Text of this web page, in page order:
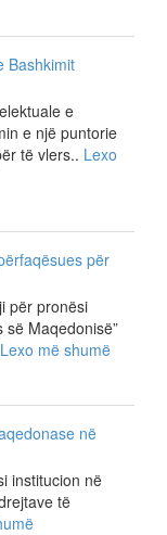
Bashkimit
e
e një puntorie
të vlers.. Lexo
për
për pronësi
së Maqedonisë”
Lexo më shumë
në
institucion në
të